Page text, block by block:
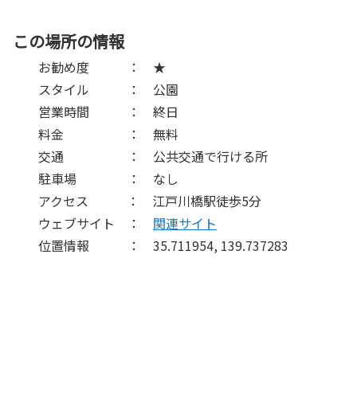
この場所の情報
お勧め度 ： ★
スタイル ： 公園
営業時間 ： 終日
料金 ： 無料
交通 ： 公共交通で行ける所
駐車場 ： なし
アクセス ： 江戸川橋駅徒歩5分
ウェブサイト ： 関連サイト
位置情報 ： 35.711954, 139.737283